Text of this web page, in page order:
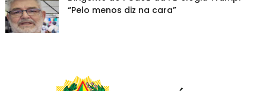
“Pelo menos diz na cara”